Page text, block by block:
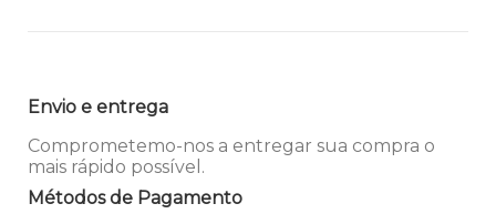
Envio e entrega
Comprometemo-nos a entregar sua compra o
mais rápido possível.
Métodos de Pagamento